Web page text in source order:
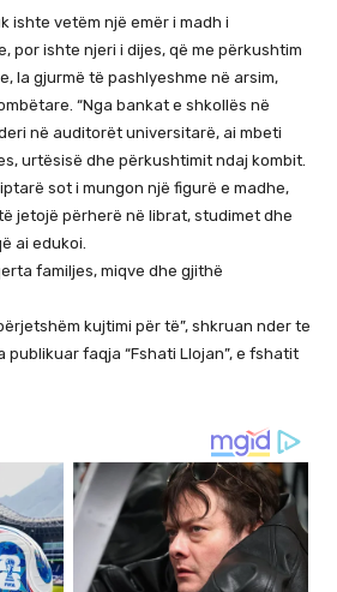
ishte vetëm një emër i madh i
por ishte njeri i dijes, që me përkushtim
la gjurmë të pashlyeshme në arsim,
“Nga bankat e shkollës në
në auditorët universitarë, ai mbeti
urtësisë dhe përkushtimit ndaj kombit.
sot i mungon një figurë e madhe,
jetojë përherë në librat, studimet dhe
ai edukoi.
familjes, miqve dhe gjithë
kujtimi për të”, shkruan nder te
publikuar faqja “Fshati Llojan”, e fshatit